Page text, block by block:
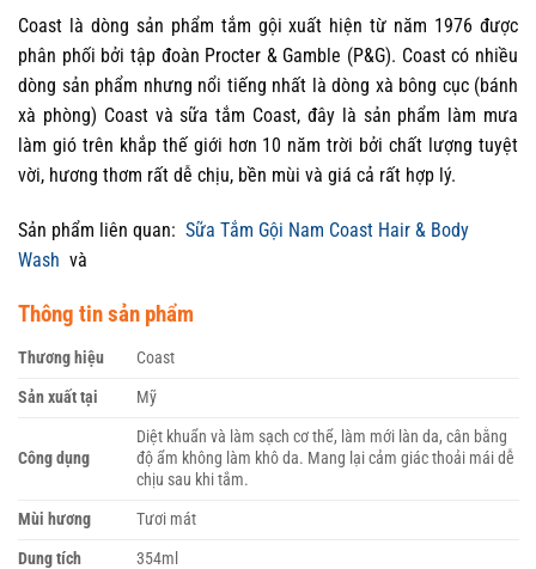
Coast là dòng sản phẩm tắm gội xuất hiện từ năm 1976 được
phân phối bởi tập đoàn Procter & Gamble (P&G). Coast có nhiều
dòng sản phẩm nhưng nổi tiếng nhất là dòng xà bông cục (bánh
xà phòng) Coast và sữa tắm Coast, đây là sản phẩm làm mưa
làm gió trên khắp thế giới hơn 10 năm trời bởi chất lượng tuyệt
vời, hương thơm rất dễ chịu, bền mùi và giá cả rất hợp lý.
Sản phẩm liên quan: Sữa Tắm Gội Nam Coast Hair & Body
Wash và
Thông tin sản phẩm
Thương hiệu
Coast
Sản xuất tại
Mỹ
Công dụng
Diệt khuẩn và làm sạch cơ thể, làm mới làn da, cân bằng
độ ẩm không làm khô da. Mang lại cảm giác thoải mái dễ
chịu sau khi tắm.
Mùi hương
Tươi mát
Dung tích
354ml